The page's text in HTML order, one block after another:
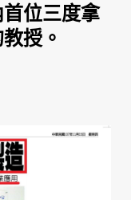
位三度拿
授。